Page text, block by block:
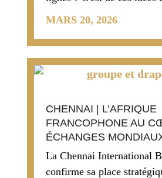
MARS 20, 2026
networking a
CHENNAI | L’AFRIQUE
FRANCOPHONE AU
ÉCHANGES
La Chennai International
confirme sa place